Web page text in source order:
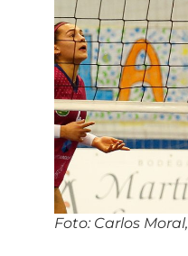
Foto: Carlos